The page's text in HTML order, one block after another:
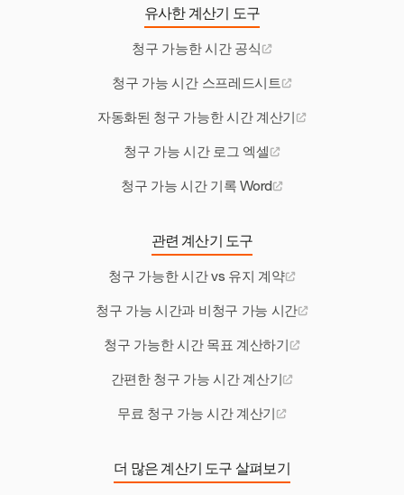
유사한 계산기 도구
청구 가능한 시간 공식
청구 가능 시간 스프레드시트
자동화된 청구 가능한 시간 계산기
청구 가능 시간 로그 엑셀
청구 가능 시간 기록 Word
관련 계산기 도구
청구 가능한 시간 vs 유지 계약
청구 가능 시간과 비청구 가능 시간
청구 가능한 시간 목표 계산하기
간편한 청구 가능 시간 계산기
무료 청구 가능 시간 계산기
더 많은 계산기 도구 살펴보기